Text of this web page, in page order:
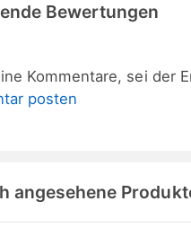
Bewertungen
Kommentare, sei der
posten
angesehene